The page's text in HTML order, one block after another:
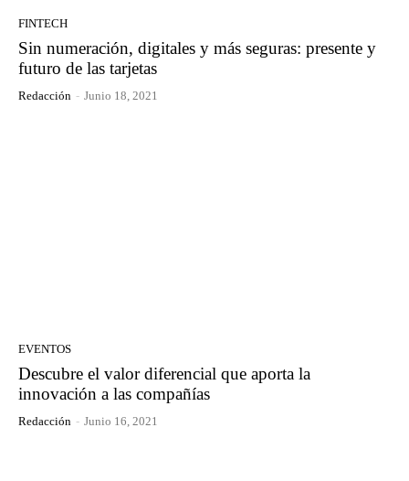
FINTECH
Sin numeración, digitales y más seguras: presente y
futuro de las tarjetas
Redacción - Junio 18, 2021
EVENTOS
Descubre el valor diferencial que aporta la
innovación a las compañías
Redacción - Junio 16, 2021